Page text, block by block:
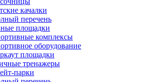
качалки
перечень
площадки
комплексы
оборудование
площадки
тренажеры
парки